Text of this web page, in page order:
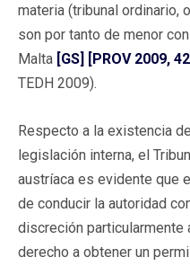
materia (tribunal ordinario,
son por tanto de menor
Malta [GS] [PROV 2009,
TEDH 2009).
Respecto a la existencia
legislación interna, el
austríaca es evidente que
de conducir la autoridad
discreción particularmente
derecho a obtener un